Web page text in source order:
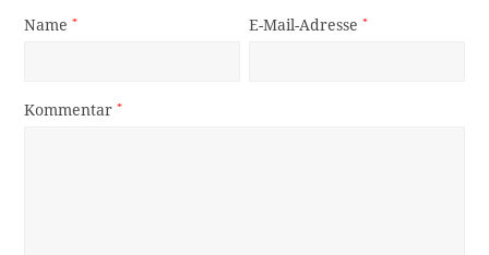
Name* E-Mail-Adresse*
Kommentar*